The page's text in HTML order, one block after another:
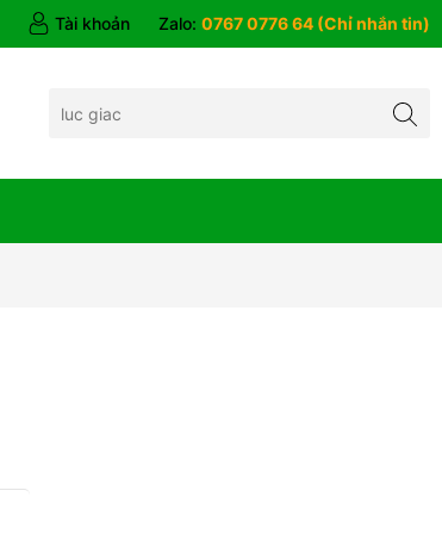
Tài khoản Zalo: 0767 0776 64 (Chỉ nhắn tin)